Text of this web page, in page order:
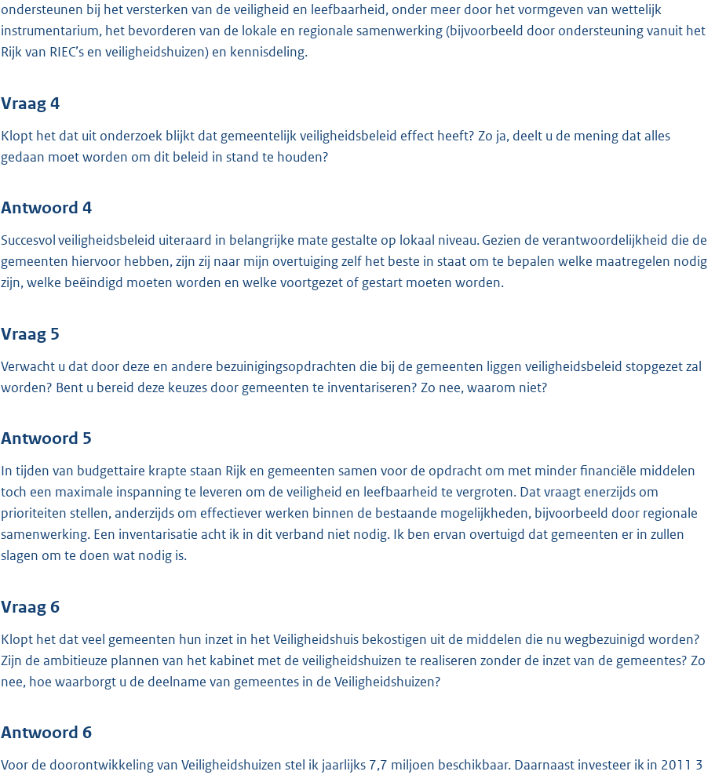
ondersteunen bij het versterken van de veiligheid en leefbaarheid, onder meer door het vormgeven van wettelijk
instrumentarium, het bevorderen van de lokale en regionale samenwerking (bijvoorbeeld door ondersteuning vanuit het
Rijk van RIEC’s en veiligheidshuizen) en kennisdeling.
Vraag 4
Klopt het dat uit onderzoek blijkt dat gemeentelijk veiligheidsbeleid effect heeft? Zo ja, deelt u de mening dat alles
gedaan moet worden om dit beleid in stand te houden?
Antwoord 4
Succesvol veiligheidsbeleid uiteraard in belangrijke mate gestalte op lokaal niveau. Gezien de verantwoordelijkheid die de
gemeenten hiervoor hebben, zijn zij naar mijn overtuiging zelf het beste in staat om te bepalen welke maatregelen nodig
zijn, welke beëindigd moeten worden en welke voortgezet of gestart moeten worden.
Vraag 5
Verwacht u dat door deze en andere bezuinigingsopdrachten die bij de gemeenten liggen veiligheidsbeleid stopgezet zal
worden? Bent u bereid deze keuzes door gemeenten te inventariseren? Zo nee, waarom niet?
Antwoord 5
In tijden van budgettaire krapte staan Rijk en gemeenten samen voor de opdracht om met minder financiële middelen
toch een maximale inspanning te leveren om de veiligheid en leefbaarheid te vergroten. Dat vraagt enerzijds om
prioriteiten stellen, anderzijds om effectiever werken binnen de bestaande mogelijkheden, bijvoorbeeld door regionale
samenwerking. Een inventarisatie acht ik in dit verband niet nodig. Ik ben ervan overtuigd dat gemeenten er in zullen
slagen om te doen wat nodig is.
Vraag 6
Klopt het dat veel gemeenten hun inzet in het Veiligheidshuis bekostigen uit de middelen die nu wegbezuinigd worden?
Zijn de ambitieuze plannen van het kabinet met de veiligheidshuizen te realiseren zonder de inzet van de gemeentes? Zo
nee, hoe waarborgt u de deelname van gemeentes in de Veiligheidshuizen?
Antwoord 6
Voor de doorontwikkeling van Veiligheidshuizen stel ik jaarlijks 7,7 miljoen beschikbaar. Daarnaast investeer ik in 2011 3